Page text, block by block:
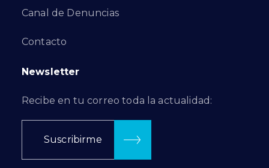
Canal de Denuncias
Contacto
Newsletter
Recibe en tu correo toda la actualidad:
Suscribirme